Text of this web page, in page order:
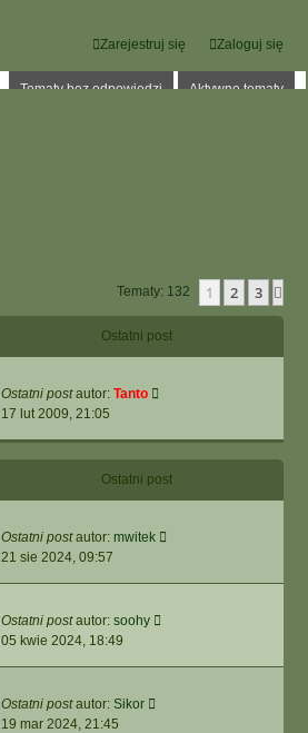
Zaloguj się
Zarejestruj się
Tematy bez odpowiedzi Aktywne tematy
Tematy: 132 1 2 3
Ostatni post
Ostatni postautor: Tanto
17 lut 2009, 21:05
Ostatni post
Ostatni postautor: mwitek
21 sie 2024, 09:57
Ostatni postautor: soohy
05 kwie 2024, 18:49
Ostatni postautor: Sikor
19 mar 2024, 21:45